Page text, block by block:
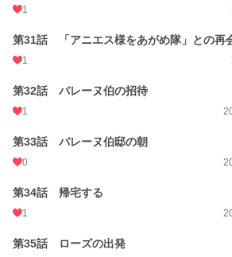
1
第31話 「アニエス様をあがめ隊」との再
1
第32話 バレーヌ伯の招待
1
第33話 バレーヌ伯邸の朝
0
第34話 帰宅する
1
第35話 ローズの出発